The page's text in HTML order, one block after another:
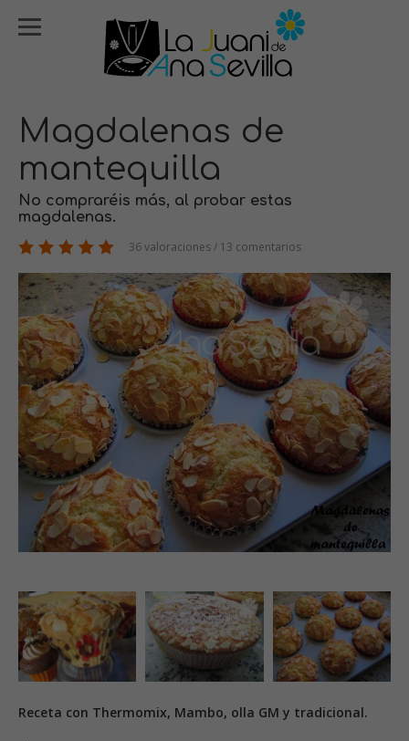
Magdalenas de
mantequilla
No compraréis más, al probar estas
magdalenas.
36 valoraciones / 13 comentarios
Receta con Thermomix, Mambo, olla GM y tradicional.